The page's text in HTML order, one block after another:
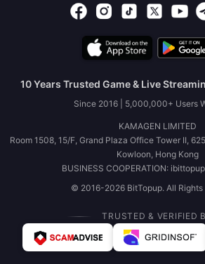
10 Years Trusted Game & Live
Since 2016 | 5,000,000+ Users
KAMAGEN LIMITED
Room 1508, 15/F, Grand Plaza Office Tower II,
Kowloon, Hong Kong
BUSINESS COOPERATION:
© 2016-2026 BitTopup. All Rights
TRUSTED & VERIFIED